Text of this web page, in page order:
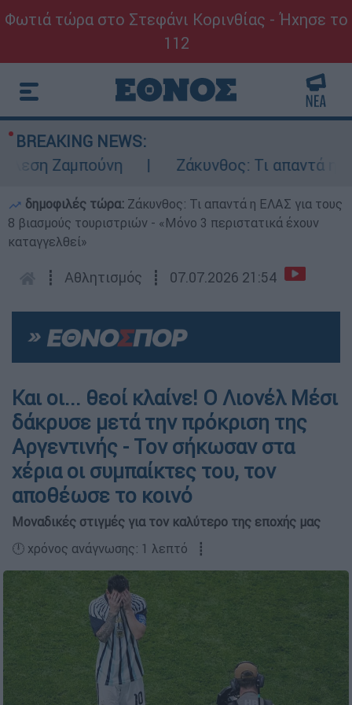
Φωτιά τώρα στο Στεφάνι Κορινθίας - Ήχησε το
112
BREAKING NEWS:
Ζαμπούνη
Ζάκυνθος: Τι απαντά η
δημοφιλές τώρα: Ζάκυνθος: Τι απαντά η ΕΛΑΣ για τους
8 βιασμούς τουριστριών - «Μόνο 3 περιστατικά έχουν
καταγγελθεί»
┋ Αθλητισμός ┋ 07.07.2026 21:54
Και οι... θεοί κλαίνε! Ο Λιονέλ Μέσι
δάκρυσε μετά την πρόκριση της
Αργεντινής - Τον σήκωσαν στα
χέρια οι συμπαίκτες του, τον
αποθέωσε το κοινό
Μοναδικές στιγμές για τον καλύτερο της εποχής μας
🕛 χρόνος ανάγνωσης: 1 λεπτό ┋